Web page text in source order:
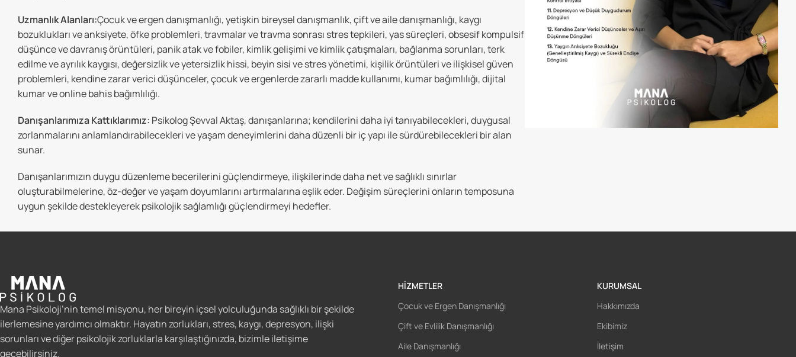
Uzmanlık Alanları:Çocuk ve ergen danışmanlığı, yetişkin bireysel danışmanlık, çift ve aile danışmanlığı, kaygı
bozuklukları ve anksiyete, öfke problemleri, travmalar ve travma sonrası stres tepkileri, yas süreçleri, obsesif kompulsif
düşünce ve davranış örüntüleri, panik atak ve fobiler, kimlik gelişimi ve kimlik çatışmaları, bağlanma sorunları, terk
edilme ve ayrılık kaygısı, değersizlik ve yetersizlik hissi, beyin sisi ve stres yönetimi, kişilik örüntüleri ve ilişkisel güven
problemleri, kendine zarar verici düşünceler, çocuk ve ergenlerde zararlı madde kullanımı, kumar bağımlılığı, dijital
kumar ve online bahis bağımlılığı.
Danışanlarımıza Kattıklarımız: Psikolog Şevval Aktaş, danışanlarına; kendilerini daha iyi tanıyabilecekleri, duygusal
zorlanmalarını anlamlandırabilecekleri ve yaşam deneyimlerini daha düzenli bir iç yapı ile sürdürebilecekleri bir alan
sunar.
Danışanlarımızın duygu düzenleme becerilerini güçlendirmeye, ilişkilerinde daha net ve sağlıklı sınırlar
oluşturabilmelerine, öz-değer ve yaşam doyumlarını artırmalarına eşlik eder. Değişim süreçlerini onların temposuna
uygun şekilde destekleyerek psikolojik sağlamlığı güçlendirmeyi hedefler.
KURUMSAL
Hakkımızda
Ekibimiz
İletişim
HIZMETLER
Çocuk ve Ergen Danışmanlığı
Çift ve Evlilik Danışmanlığı
Aile Danışmanlığı
Mana Psikoloji’nin temel misyonu, her bireyin içsel yolculuğunda sağlıklı bir şekilde
ilerlemesine yardımcı olmaktır. Hayatın zorlukları, stres, kaygı, depresyon, ilişki
sorunları ve diğer psikolojik zorluklarla karşılaştığınızda, bizimle iletişime
geçebilirsiniz.